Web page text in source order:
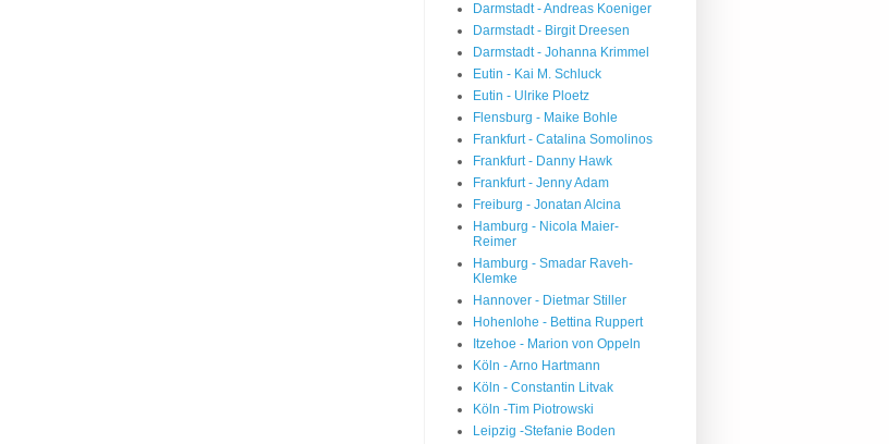
Darmstadt - Andreas Koeniger
Darmstadt - Birgit Dreesen
Darmstadt - Johanna Krimmel
Eutin - Kai M. Schluck
Eutin - Ulrike Ploetz
Flensburg - Maike Bohle
Frankfurt - Catalina Somolinos
Frankfurt - Danny Hawk
Frankfurt - Jenny Adam
Freiburg - Jonatan Alcina
Hamburg - Nicola Maier-
Reimer
Hamburg - Smadar Raveh-
Klemke
Hannover - Dietmar Stiller
Hohenlohe - Bettina Ruppert
Itzehoe - Marion von Oppeln
Köln - Arno Hartmann
Köln - Constantin Litvak
Köln -Tim Piotrowski
Leipzig -Stefanie Boden